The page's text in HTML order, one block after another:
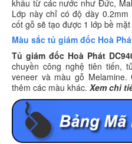
khẩu từ các nước như Đức,
Lớp này chỉ có độ dày
cốt gỗ sẽ tạo được 1 lớp bề
Màu sắc tủ giám đốc Hoà
Tủ giám đốc Hoà Phát
chuyền công nghệ tiên tiến,
veneer và màu gỗ
thêm các màu khác. Xem chi